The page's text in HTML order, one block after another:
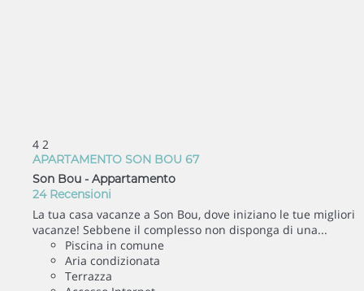
4 2
APARTAMENTO SON BOU 67
Son Bou - Appartamento
24 Recensioni
La tua casa vacanze a Son Bou, dove iniziano le tue migliori
vacanze! Sebbene il complesso non disponga di una...
Piscina in comune
Aria condizionata
Terrazza